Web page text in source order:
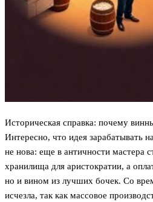
Историческая справка: почему
Интересно, что идея зарабатывать
не нова: еще в античности мастера
хранилища для аристократии, а
но и вином из лучших бочек. Со
исчезла, так как массовое